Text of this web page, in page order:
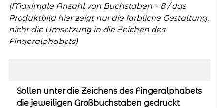
(Maximale Anzahl von Buchstaben = 8 / das
Produktbild hier zeigt nur die farbliche Gestaltung,
nicht die Umsetzung in die Zeichen des
Fingeralphabets)
Sollen unter die Zeichens des Fingeralphabets
die jeweiligen Großbuchstaben gedruckt